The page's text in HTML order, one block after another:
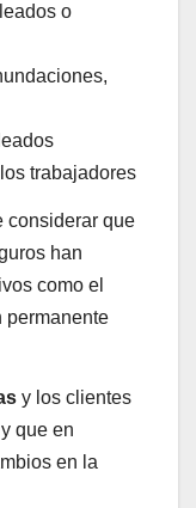
o
trabajadores
considerar que
han
como el
permanente
y los clientes
que en
en la